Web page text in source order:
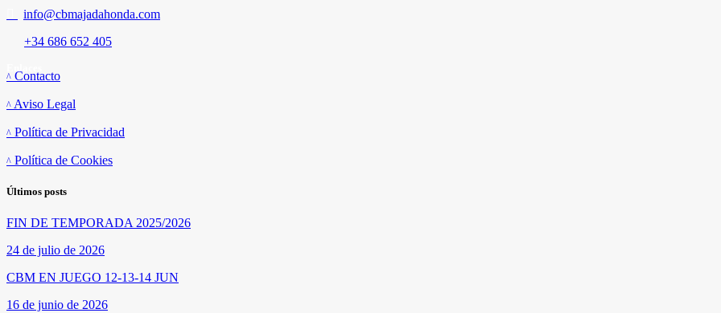
info@cbmajadahonda.com
+34 686 652 405
Contacto
Aviso Legal
Política de Privacidad
Política de Cookies
Últimos posts
FIN DE TEMPORADA 2025/2026
24 de julio de 2026
CBM EN JUEGO 12-13-14 JUN
16 de junio de 2026